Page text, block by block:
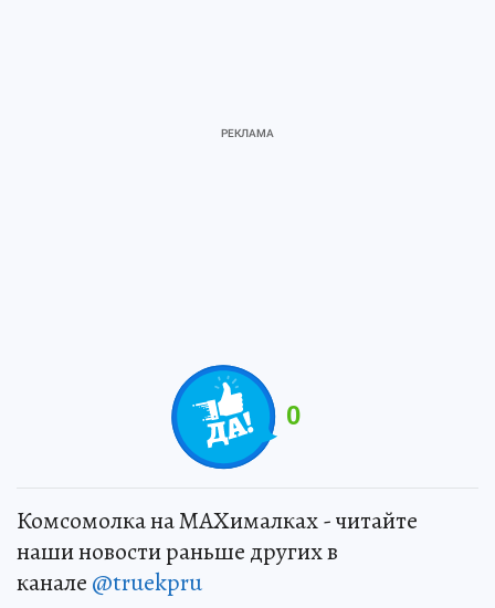
0
Комсомолка на MAXималках - читайте
наши новости раньше других в
канале @truekpru